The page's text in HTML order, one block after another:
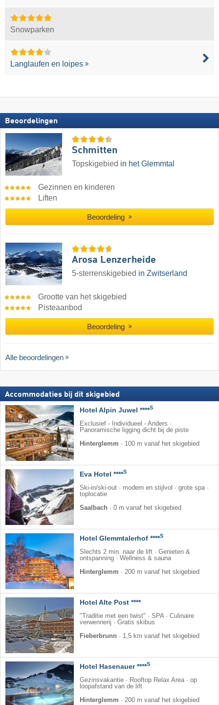
Snowparken
Langlaufen en loipes
Beoordelingen
Schmitten
Topskigebied in het Glemmtal
Gezinnen en kinderen
Liften
Beoordeling
Arosa Lenzerheide
5-sterrenskigebied in Zwitserland
Grootte van het skigebied
Pisteaanbod
Beoordeling
Alle beoordelingen
Accommodaties bij dit skigebied
Hotel Alpin Juwel ****S
Exclusief - Individueel - Anders ·
Panoramische ligging dicht bij de piste
Hinterglemm · 100 m vanaf het skigebied
Eva Hotel ****S
Ski-in/ski-out · modern en stijlvol · grote spa ·
toplocatie
Saalbach · 0 m vanaf het skigebied
Hotel Glemmtalerhof ****S
Slechts 2 min. naar de lift · Genieten &
ontspanning · Wellness & sauna
Hinterglemm · 200 m vanaf het skigebied
Hotel Alte Post ****
"Traditie met een twist" · SPA · Culinaire
verwennerij · Gratis skibus
Fieberbrunn · 1,5 km vanaf het skigebied
Hotel Hasenauer ****S
Gezinsvakantie · Rooftop Relax Area · op
loopafstand van de lift
Hinterglemm · 200 m vanaf het skigebied